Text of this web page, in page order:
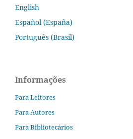
English
Español (España)
Português (Brasil)
Informações
Para Leitores
Para Autores
Para Bibliotecários